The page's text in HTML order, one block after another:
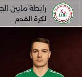
رابطة مابين
لكرة القدم